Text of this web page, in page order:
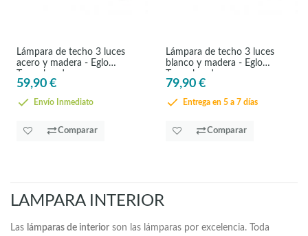
Lámpara de techo 3 luces
acero y madera - Eglo
Townshend
59,90 €
Envío Inmediato
Comparar
Lámpara de techo 3 luces
blanco y madera - Eglo
Townshend
79,90 €
Entrega en 5 a 7 días
Comparar
LAMPARA INTERIOR
Las lámparas de interior son las lámparas por excelencia. Toda